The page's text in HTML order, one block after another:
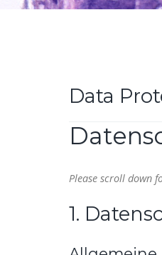
Data
Please scroll down
1.